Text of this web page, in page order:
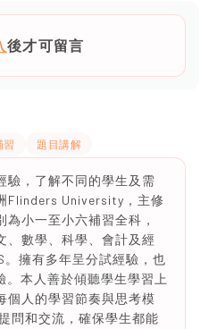
後才可留言
習 題目講解
驗，了解不同的學生及需
Flinders University，主修
為小一至小六補習全科，
、數學、科學、會計及經
。擁有多年呈分試經驗，也
。本人善於傾聽學生學習上
個人的學習節奏與思考模
問和交流，確保學生都能